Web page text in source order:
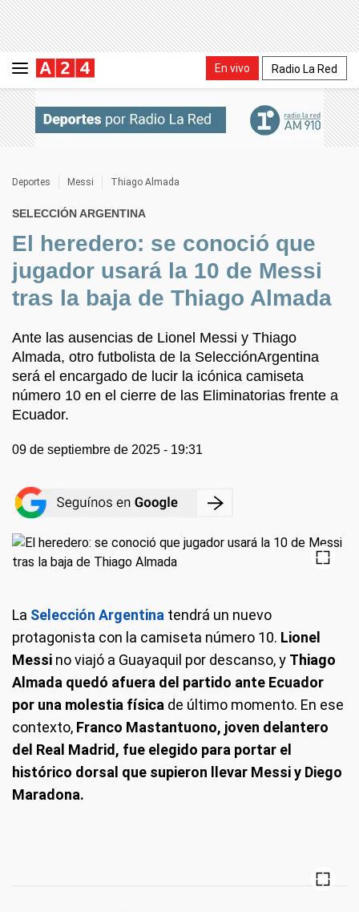
En vivo Radio La Red
Deportes Messi Thiago Almada
SELECCIÓN ARGENTINA
El heredero: se conoció que
jugador usará la 10 de Messi
tras la baja de Thiago Almada
Ante las ausencias de Lionel Messi y Thiago
Almada, otro futbolista de la SelecciónArgentina
será el encargado de lucir la icónica camiseta
número 10 en el cierre de las Eliminatorias frente a
Ecuador.
09 de septiembre de 2025 - 19:31
La Selección Argentina tendrá un nuevo
protagonista con la camiseta número 10. Lionel
Messi no viajó a Guayaquil por descanso, y Thiago
Almada quedó afuera del partido ante Ecuador
por una molestia física de último momento. En ese
contexto, Franco Mastantuono, joven delantero
del Real Madrid, fue elegido para portar el
histórico dorsal que supieron llevar Messi y Diego
Maradona.